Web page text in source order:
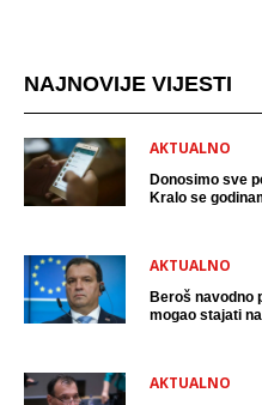
NAJNOVIJE VIJESTI
AKTUALNO
Donosimo sve
Kralo se
AKTUALNO
Beroš navodno
mogao stajati
AKTUALNO